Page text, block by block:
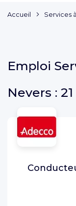
Accueil Services
Emploi
Nevers :